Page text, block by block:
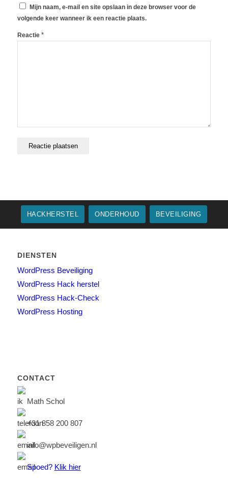
Mijn naam, e-mail en site opslaan in deze browser voor de
volgende keer wanneer ik een reactie plaats.
Reactie *
HACKHERSTEL ONDERHOUD BEVEILIGING
DIENSTEN
WordPress Beveiliging
WordPress Hack herstel
WordPress Hack-Check
WordPress Hosting
CONTACT
Math Schol
+31 858 200 807
info@wpbeveiligen.nl
Spoed? Klik hier